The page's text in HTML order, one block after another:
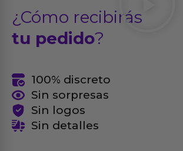
¿Cómo recibirás
tu pedido?
100% discreto
Sin sorpresas
Sin logos
Sin detalles